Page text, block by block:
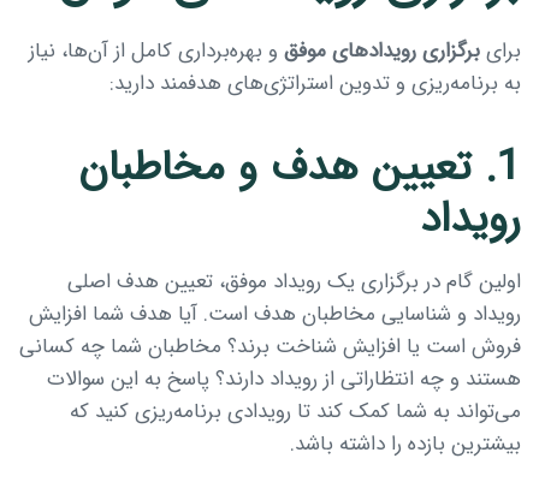
برایبرگزاری رویدادهای موفق و بهره‌برداری کامل از آن‌ها، نیاز
به برنامه‌ریزی و تدوین استراتژی‌های هدفمند دارید:
1. تعیین هدف و مخاطبان
رویداد
اولین گام در برگزاری یک رویداد موفق، تعیین هدف اصلی
رویداد و شناسایی مخاطبان هدف است. آیا هدف شما افزایش
فروش است یا افزایش شناخت برند؟ مخاطبان شما چه کسانی
هستند و چه انتظاراتی از رویداد دارند؟ پاسخ به این سوالات
می‌تواند به شما کمک کند تا رویدادی برنامه‌ریزی کنید که
بیشترین بازده را داشته باشد.